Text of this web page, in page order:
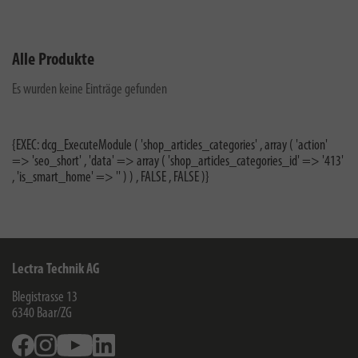
Alle Produkte
Es wurden keine Einträge gefunden
{EXEC: dcg_ExecuteModule ( 'shop_articles_categories' , array ( 'action'
=> 'seo_short' , 'data' => array ( 'shop_articles_categories_id' => '413'
, 'is_smart_home' => '' ) ) , FALSE , FALSE )}
Lectra Technik AG
Blegistrasse 13
6340 Baar/ZG
FacebookInstagramYoutube